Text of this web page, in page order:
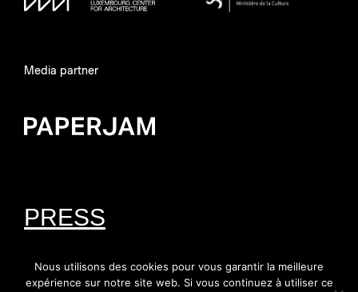
Media partner
PRESS
Nous utilisons des cookies pour vous garantir la meilleure
expérience sur notre site web. Si vous continuez à utiliser ce